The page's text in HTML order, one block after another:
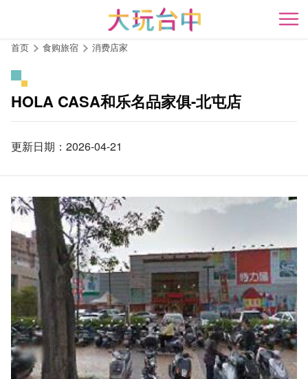
开
首页 食购旅宿 消费店家
HOLA CASA和乐名品家俱-北屯店
更新日期：2026-04-21